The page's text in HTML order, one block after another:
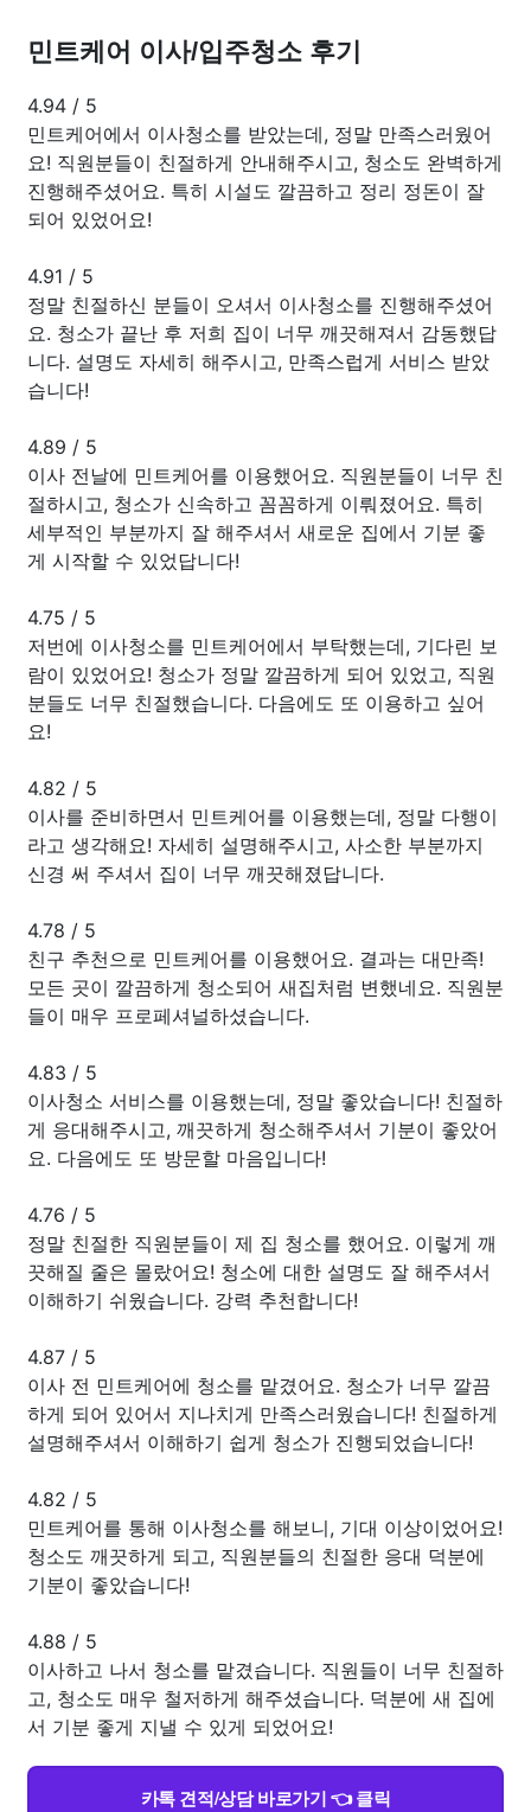
민트케어 이사/입주청소 후기
4.94 / 5
민트케어에서 이사청소를 받았는데, 정말 만족스러웠어
요! 직원분들이 친절하게 안내해주시고, 청소도 완벽하게
진행해주셨어요. 특히 시설도 깔끔하고 정리 정돈이 잘
되어 있었어요!
4.91 / 5
정말 친절하신 분들이 오셔서 이사청소를 진행해주셨어
요. 청소가 끝난 후 저희 집이 너무 깨끗해져서 감동했답
니다. 설명도 자세히 해주시고, 만족스럽게 서비스 받았
습니다!
4.89 / 5
이사 전날에 민트케어를 이용했어요. 직원분들이 너무 친
절하시고, 청소가 신속하고 꼼꼼하게 이뤄졌어요. 특히
세부적인 부분까지 잘 해주셔서 새로운 집에서 기분 좋
게 시작할 수 있었답니다!
4.75 / 5
저번에 이사청소를 민트케어에서 부탁했는데, 기다린 보
람이 있었어요! 청소가 정말 깔끔하게 되어 있었고, 직원
분들도 너무 친절했습니다. 다음에도 또 이용하고 싶어
요!
4.82 / 5
이사를 준비하면서 민트케어를 이용했는데, 정말 다행이
라고 생각해요! 자세히 설명해주시고, 사소한 부분까지
신경 써 주셔서 집이 너무 깨끗해졌답니다.
4.78 / 5
친구 추천으로 민트케어를 이용했어요. 결과는 대만족!
모든 곳이 깔끔하게 청소되어 새집처럼 변했네요. 직원분
들이 매우 프로페셔널하셨습니다.
4.83 / 5
이사청소 서비스를 이용했는데, 정말 좋았습니다! 친절하
게 응대해주시고, 깨끗하게 청소해주셔서 기분이 좋았어
요. 다음에도 또 방문할 마음입니다!
4.76 / 5
정말 친절한 직원분들이 제 집 청소를 했어요. 이렇게 깨
끗해질 줄은 몰랐어요! 청소에 대한 설명도 잘 해주셔서
이해하기 쉬웠습니다. 강력 추천합니다!
4.87 / 5
이사 전 민트케어에 청소를 맡겼어요. 청소가 너무 깔끔
하게 되어 있어서 지나치게 만족스러웠습니다! 친절하게
설명해주셔서 이해하기 쉽게 청소가 진행되었습니다!
4.82 / 5
민트케어를 통해 이사청소를 해보니, 기대 이상이었어요!
청소도 깨끗하게 되고, 직원분들의 친절한 응대 덕분에
기분이 좋았습니다!
4.88 / 5
이사하고 나서 청소를 맡겼습니다. 직원들이 너무 친절하
고, 청소도 매우 철저하게 해주셨습니다. 덕분에 새 집에
서 기분 좋게 지낼 수 있게 되었어요!
카톡 견적/상담 바로가기 👈 클릭